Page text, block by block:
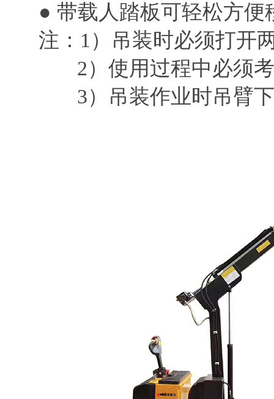
● 带载人踏板可轻松方便
注：1）吊装时必须打开
2）使用过程中必须考虑
3）吊装作业时吊臂下